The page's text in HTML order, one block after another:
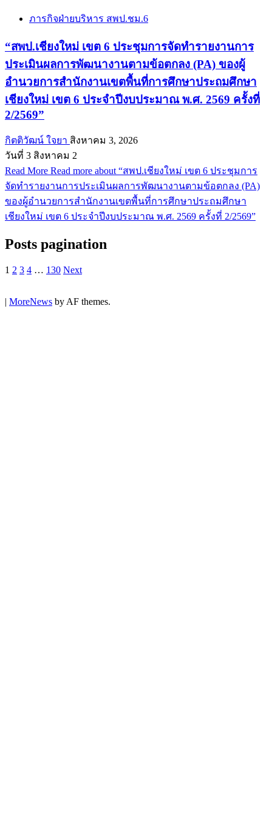
ภารกิจฝ่ายบริหาร สพป.ชม.6
“สพป.เชียงใหม่ เขต 6 ประชุมการจัดทำรายงานการ
ประเมินผลการพัฒนางานตามข้อตกลง (PA) ของผู้
อำนวยการสำนักงานเขตพื้นที่การศึกษาประถมศึกษา
เชียงใหม่ เขต 6 ประจำปีงบประมาณ พ.ศ. 2569 ครั้งที่
2/2569”
กิตติวัฒน์ ใจยา สิงหาคม 3, 2026
วันที่ 3 สิงหาคม 2
Read More Read more about “สพป.เชียงใหม่ เขต 6 ประชุมการ
จัดทำรายงานการประเมินผลการพัฒนางานตามข้อตกลง (PA)
ของผู้อำนวยการสำนักงานเขตพื้นที่การศึกษาประถมศึกษา
เชียงใหม่ เขต 6 ประจำปีงบประมาณ พ.ศ. 2569 ครั้งที่ 2/2569”
Posts pagination
1 2 3 4 … 130 Next
| MoreNews by AF themes.